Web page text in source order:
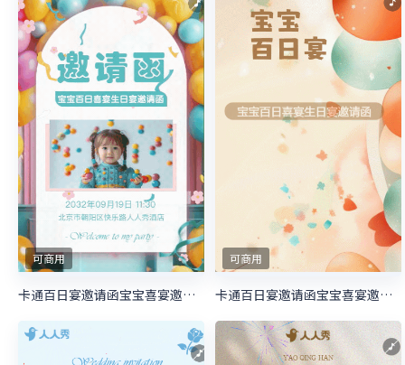
可商用
卡通百日宴邀请函宝宝喜宴邀请函生日邀请函
可商用
卡通百日宴邀请函宝宝喜宴邀请函生日邀请函